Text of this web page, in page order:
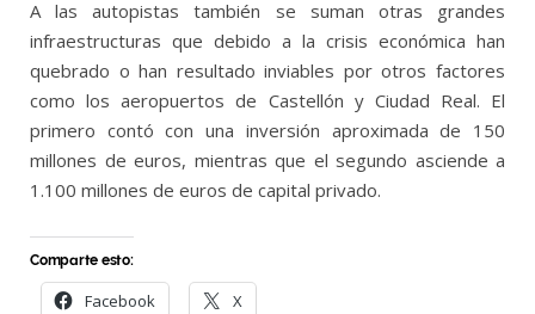
A las autopistas también se suman otras grandes
infraestructuras que debido a la crisis económica han
quebrado o han resultado inviables por otros factores
como los aeropuertos de Castellón y Ciudad Real. El
primero contó con una inversión aproximada de 150
millones de euros, mientras que el segundo asciende a
1.100 millones de euros de capital privado.
Comparte esto:
Facebook X